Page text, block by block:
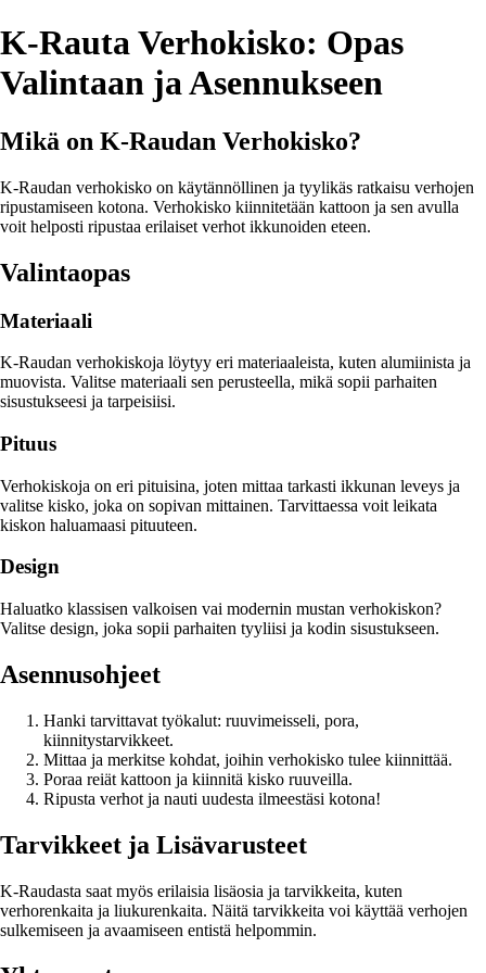
K-Rauta Verhokisko: Opas
Valintaan ja Asennukseen
Mikä on K-Raudan Verhokisko?
K-Raudan verhokisko on käytännöllinen ja tyylikäs ratkaisu verhojen
ripustamiseen kotona. Verhokisko kiinnitetään kattoon ja sen avulla
voit helposti ripustaa erilaiset verhot ikkunoiden eteen.
Valintaopas
Materiaali
K-Raudan verhokiskoja löytyy eri materiaaleista, kuten alumiinista ja
muovista. Valitse materiaali sen perusteella, mikä sopii parhaiten
sisustukseesi ja tarpeisiisi.
Pituus
Verhokiskoja on eri pituisina, joten mittaa tarkasti ikkunan leveys ja
valitse kisko, joka on sopivan mittainen. Tarvittaessa voit leikata
kiskon haluamaasi pituuteen.
Design
Haluatko klassisen valkoisen vai modernin mustan verhokiskon?
Valitse design, joka sopii parhaiten tyyliisi ja kodin sisustukseen.
Asennusohjeet
Hanki tarvittavat työkalut: ruuvimeisseli, pora,
kiinnitystarvikkeet.
Mittaa ja merkitse kohdat, joihin verhokisko tulee kiinnittää.
Poraa reiät kattoon ja kiinnitä kisko ruuveilla.
Ripusta verhot ja nauti uudesta ilmeestäsi kotona!
Tarvikkeet ja Lisävarusteet
K-Raudasta saat myös erilaisia lisäosia ja tarvikkeita, kuten
verhorenkaita ja liukurenkaita. Näitä tarvikkeita voi käyttää verhojen
sulkemiseen ja avaamiseen entistä helpommin.